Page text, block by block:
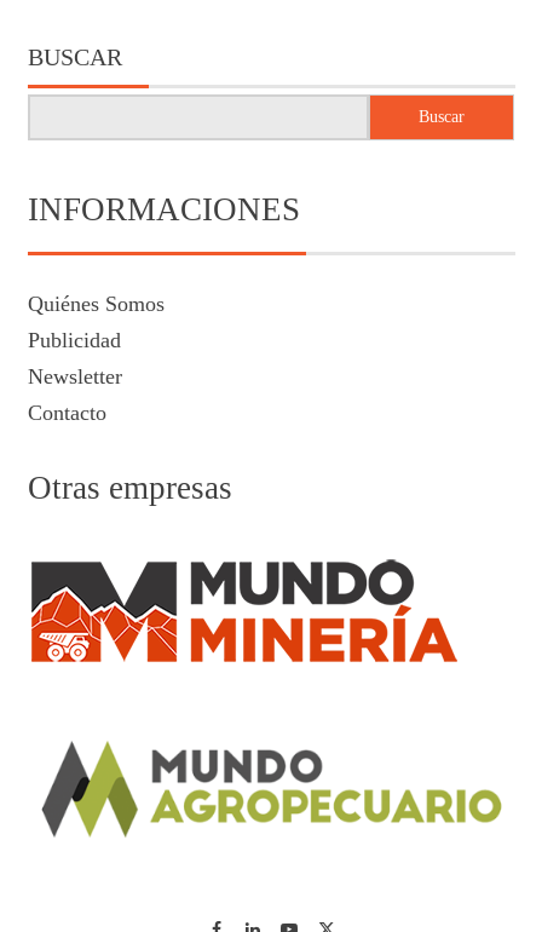
BUSCAR
Buscar
INFORMACIONES
Quiénes Somos
Publicidad
Newsletter
Contacto
Otras empresas